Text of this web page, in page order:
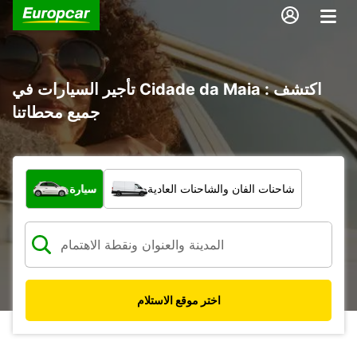
تأجير السيارات في Cidade da Maia : اكتشف
جميع محطاتنا
ما نوع المركبة؟
سيارة شاحنات الفان والشاحنات العادية
اختر موقع الاستلام